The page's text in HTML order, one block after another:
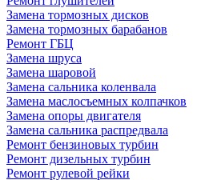
Замена тормозных дисков
Замена тормозных барабанов
Ремонт ГБЦ
Замена шруса
Замена шаровой
Замена сальника коленвала
Замена маслосъемных колпачков
Замена опоры двигателя
Замена сальника распредвала
Ремонт бензиновых турбин
Ремонт дизельных турбин
Ремонт рулевой рейки